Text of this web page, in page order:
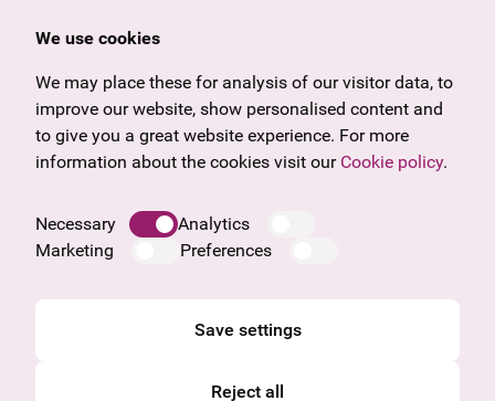
Offers & News
Gift voucher
Frequently asked questions
Legal notice
Data protection information
Vorarlberg
Burgenland
Salzburg
Upper Austria
We use cookies
We may place these for analysis of our visitor data, to
improve our website, show personalised content and
to give you a great website experience. For more
information about the cookies visit our Cookie policy.
Necessary
Analytics
Marketing
Preferences
Save settings
Reject all